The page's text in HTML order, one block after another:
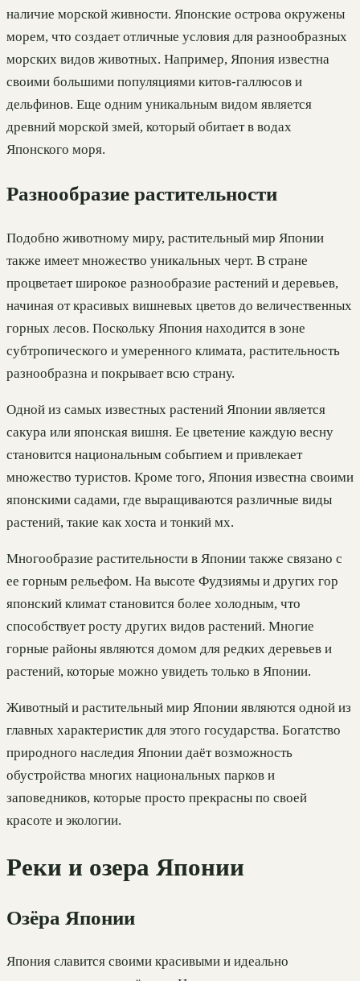
наличие морской живности. Японские острова окружены
морем, что создает отличные условия для разнообразных
морских видов животных. Например, Япония известна
своими большими популяциями китов-галлюсов и
дельфинов. Еще одним уникальным видом является
древний морской змей, который обитает в водах
Японского моря.
Разнообразие растительности
Подобно животному миру, растительный мир Японии
также имеет множество уникальных черт. В стране
процветает широкое разнообразие растений и деревьев,
начиная от красивых вишневых цветов до величественных
горных лесов. Поскольку Япония находится в зоне
субтропического и умеренного климата, растительность
разнообразна и покрывает всю страну.
Одной из самых известных растений Японии является
сакура или японская вишня. Ее цветение каждую весну
становится национальным событием и привлекает
множество туристов. Кроме того, Япония известна своими
японскими садами, где выращиваются различные виды
растений, такие как хоста и тонкий мх.
Многообразие растительности в Японии также связано с
ее горным рельефом. На высоте Фудзиямы и других гор
японский климат становится более холодным, что
способствует росту других видов растений. Многие
горные районы являются домом для редких деревьев и
растений, которые можно увидеть только в Японии.
Животный и растительный мир Японии являются одной из
главных характеристик для этого государства. Богатство
природного наследия Японии даёт возможность
обустройства многих национальных парков и
заповедников, которые просто прекрасны по своей
красоте и экологии.
Реки и озера Японии
Озёра Японии
Япония славится своими красивыми и идеально